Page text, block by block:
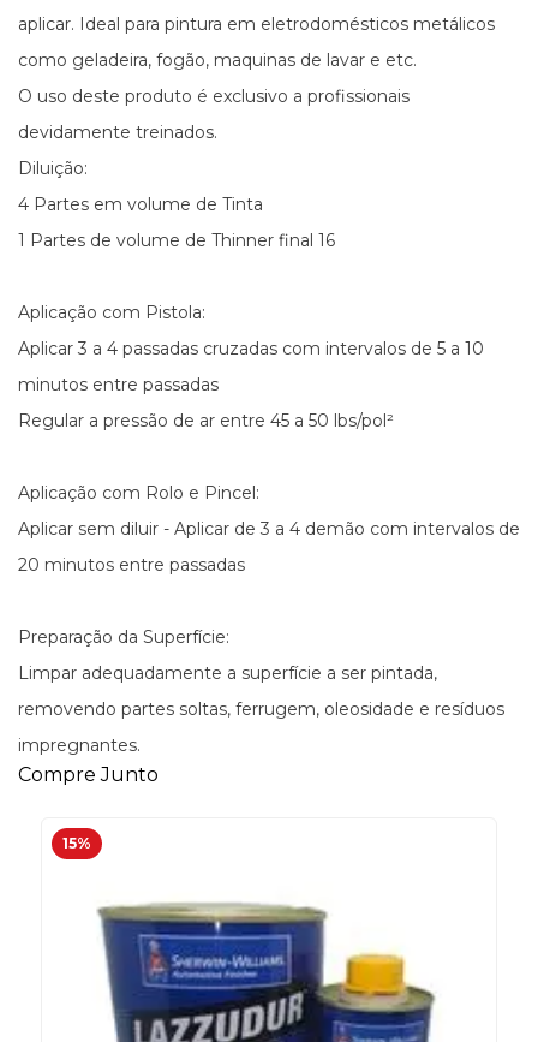
aplicar. Ideal para pintura em eletrodomésticos metálicos
como geladeira, fogão, maquinas de lavar e etc.
O uso deste produto é exclusivo a profissionais
devidamente treinados.
Diluição:
4 Partes em volume de Tinta
1 Partes de volume de Thinner final 16
Aplicação com Pistola:
Aplicar 3 a 4 passadas cruzadas com intervalos de 5 a 10
minutos entre passadas
Regular a pressão de ar entre 45 a 50 lbs/pol²
Aplicação com Rolo e Pincel:
Aplicar sem diluir - Aplicar de 3 a 4 demão com intervalos de
20 minutos entre passadas
Preparação da Superfície:
Limpar adequadamente a superfície a ser pintada,
removendo partes soltas, ferrugem, oleosidade e resíduos
impregnantes.
Compre Junto
15%